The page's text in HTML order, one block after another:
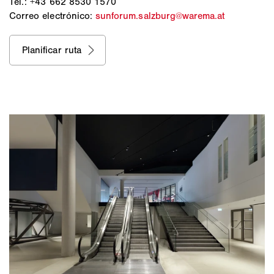
Correo electrónico:sunforum.salzburg@warema.at